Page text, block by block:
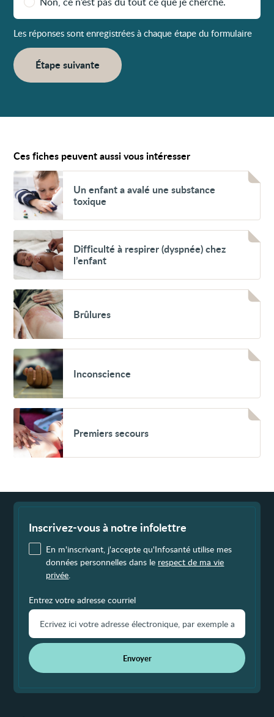
Les réponses sont enregistrées à chaque étape du formulaire
Étape suivante
Ces fiches peuvent aussi vous intéresser
Voir
Un
enfant
avalé
substance
toxique
Un enfant a avalé une substance
toxique
Voir
Difficulté
à
respirer
(dyspnée)
l’enfant
Difficulté à respirer (dyspnée) chez
l’enfant
Voir
Brûlures
Brûlures
Voir
Inconscience
Inconscience
Voir
Premiers
secours
Premiers secours
Inscrivez-vous à notre infolettre
En m'inscrivant, j'accepte qu'Infosanté utilise mes
données personnelles dans le respect de ma vie
privée
Entrez votre adresse courriel
Envoyer